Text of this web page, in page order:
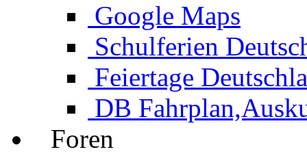
Google Maps
Schulferien
Feiertage
DB
Foren